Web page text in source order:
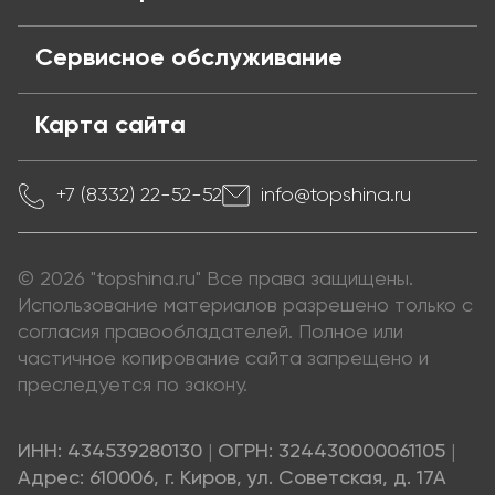
Сервисное обслуживание
Карта сайта
+7 (8332) 22-52-52 info@topshina.ru
© 2026 "topshina.ru" Все права защищены.
Использование материалов разрешено только с
согласия правообладателей. Полное или
частичное копирование сайта запрещено и
преследуется по закону.
ИНН: 434539280130 ОГРН: 324430000061105
Адрес: 610006, г. Киров, ул. Советская, д. 17А